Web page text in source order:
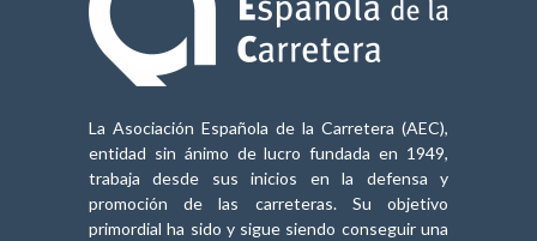
La Asociación Española de la Carretera (AEC),
entidad sin ánimo de lucro fundada en 1949,
trabaja desde sus inicios en la defensa y
promoción de las carreteras. Su objetivo
primordial ha sido y sigue siendo conseguir una